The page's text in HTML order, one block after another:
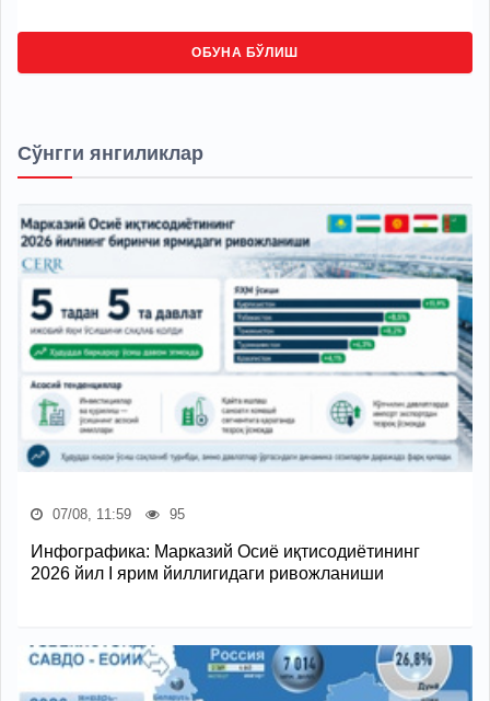
ОБУНА БЎЛИШ
Сўнгги янгиликлар
07/08, 11:59 95
Инфографика: Марказий Осиё иқтисодиётининг
2026 йил I ярим йиллигидаги ривожланиши